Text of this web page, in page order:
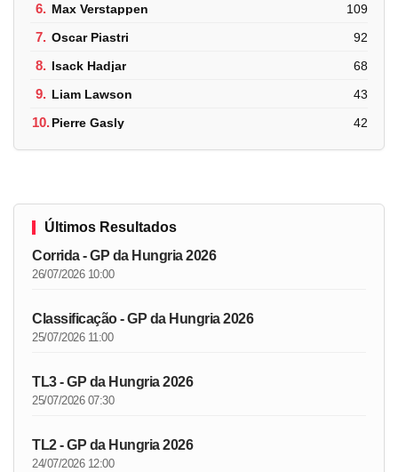
6. Max Verstappen 109
7. Oscar Piastri 92
8. Isack Hadjar 68
9. Liam Lawson 43
10.Pierre Gasly 42
Últimos Resultados
Corrida - GP da Hungria 2026
26/07/2026 10:00
Classificação - GP da Hungria 2026
25/07/2026 11:00
TL3 - GP da Hungria 2026
25/07/2026 07:30
TL2 - GP da Hungria 2026
24/07/2026 12:00